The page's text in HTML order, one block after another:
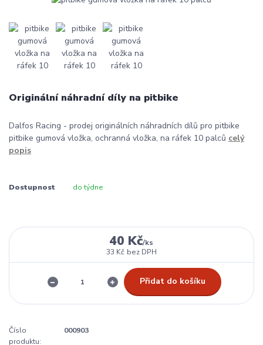
Originální náhradní díly na pitbike
Dalfos Racing - prodej originálních náhradních dílů pro pitbike
pitbike gumová vložka, ochranná vložka, na ráfek 10 palců celý
popis
Dostupnost do týdne
40 Kč/ks
33 Kč bez DPH
Přidat do košíku
Číslo
produktu:
000903